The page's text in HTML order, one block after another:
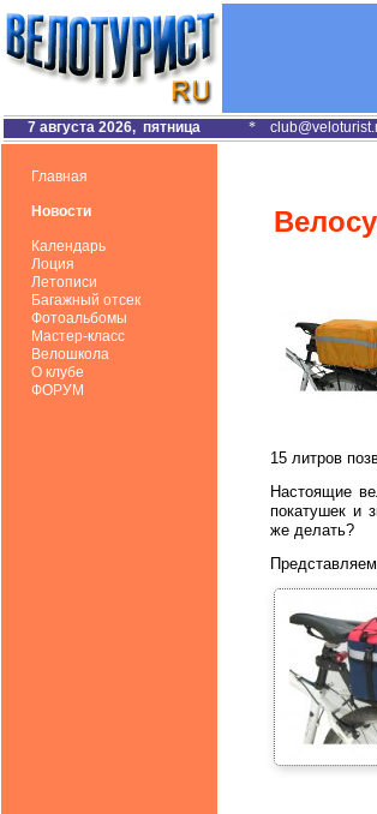
7 августа 2026, пятница *
Главная
Новости
Календарь
Лоция
Летописи
Багажный отсек
Фотоальбомы
Мастер-класс
Велошкола
О клубе
ФОРУМ
15 литров
Настоящие
покатушек и
же делать?